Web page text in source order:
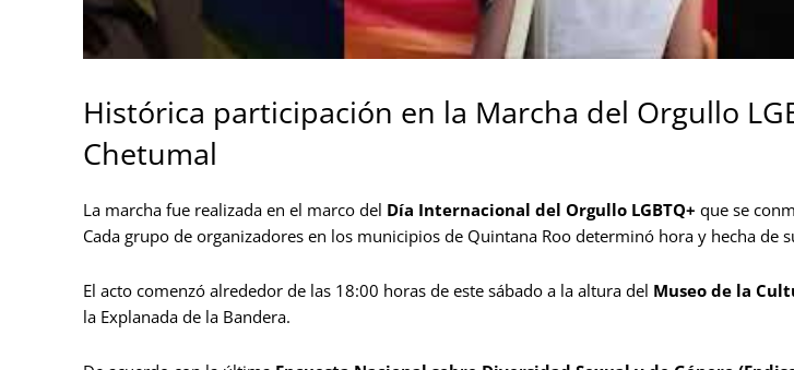
Histórica participación en la Marcha del Orgullo
Chetumal
La marcha fue realizada en el marco del Día Internacional del Orgullo LGBTQ+ que se
Cada grupo de organizadores en los municipios de Quintana Roo determinó hora y hecha de
El acto comenzó alrededor de las 18:00 horas de este sábado a la altura del Museo de la
la Explanada de la Bandera.